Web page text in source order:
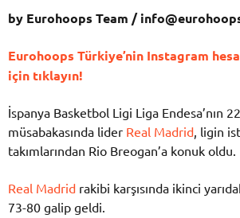
by Eurohoops Team /
Eurohoops Türkiye’nin Instagram
için tıklayın!
İspanya Basketbol Ligi Liga Endesa’nın
müsabakasında lider Real Madrid, ligin
takımlarından Rio Breogan’a konuk oldu.
Real Madrid rakibi karşısında ikinci
73-80 galip geldi.